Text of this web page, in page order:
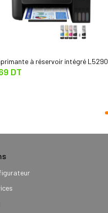
à réservoir intégré L5290
1 avec WIFI EPSON
DT